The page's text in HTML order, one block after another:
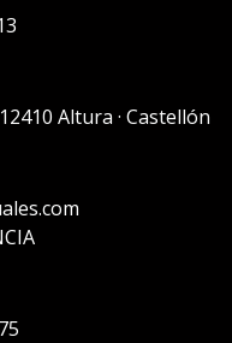
Altura · Castellón